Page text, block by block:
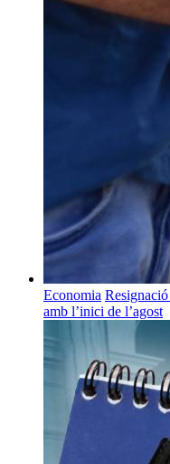
Economia
amb l’inici de l’agost